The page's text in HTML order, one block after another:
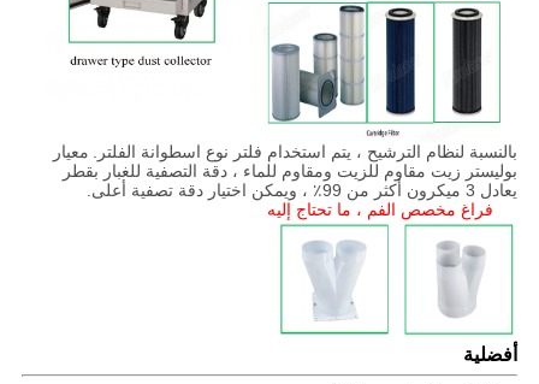
بالنسبة لنظام الترشيح ، يتم استخدام فلتر نوع اسطوانة الفلتر. معيار
بوليستر زيت مقاوم للزيت ومقاوم للماء ، دقة التصفية للغبار بقطر
يعادل 3 ميكرون أكثر من 99٪ ، ويمكن اختيار دقة تصفية أعلى.
فراغ مخصص الفم ، ما تحتاج إليه
أفضلية